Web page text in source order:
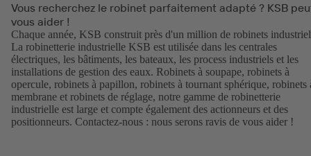
Vous recherchez le robinet parfaitement adapté ? KSB
vous aider !
Chaque année, KSB construit près d'un million de robinets
La robinetterie industrielle KSB est utilisée dans les centrales
électriques, les bâtiments, les bateaux, les process industriels et les
installations de gestion des eaux. Robinets à soupape, robinets à
opercule, robinets à papillon, robinets à tournant sphérique, robinets
membrane et robinets de réglage, notre gamme de robinetterie
industrielle est large et compte également des actionneurs et des
positionneurs. Contactez-nous : nous serons ravis de vous aider !